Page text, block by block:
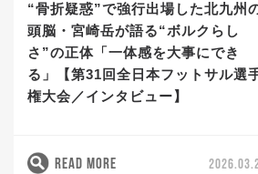
“骨折疑惑”で強行出場した北九州
頭脳・宮崎岳が語る“ボルクらし
さ”の正体「一体感を大事にでき
る」【第31回全日本フットサル選
権大会／インタビュー】
READ MORE